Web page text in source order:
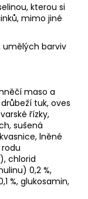
kterou si
mimo jiné
umělých barviv
maso a
tuk, oves
řízky,
sušená
lněné
chlorid
0,2 %,
%, glukosamin,